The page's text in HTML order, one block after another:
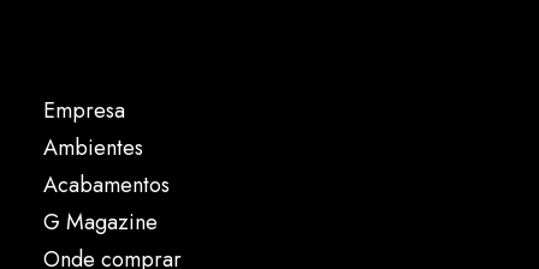
Empresa
Ambientes
Acabamentos
G Magazine
Onde comprar